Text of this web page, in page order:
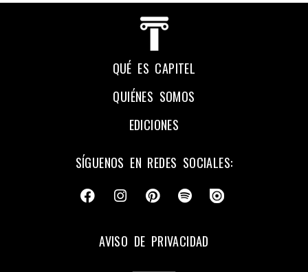
QUÉ ES CAPITEL
QUIÉNES SOMOS
EDICIONES
SÍGUENOS EN REDES SOCIALES:
AVISO DE PRIVACIDAD